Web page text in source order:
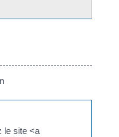
le site <a